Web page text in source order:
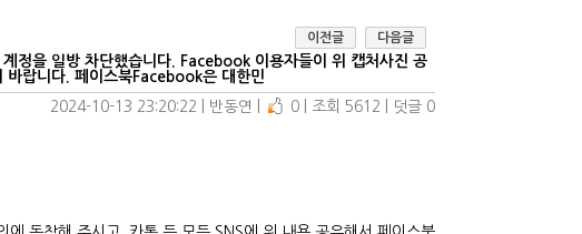
처벌/기타
이전글 다음글
정을 일방 차단했습니다. Facebook 이용자들이 위 캡처사진 공
바랍니다. 페이스북Facebook은 대한민
2024-10-13 23:20:22
반동연 0 조회 5612 덧글 0